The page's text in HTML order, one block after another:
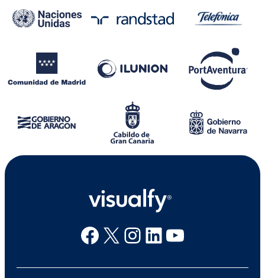
Facebook
X Instagram
Linkedin
Youtube